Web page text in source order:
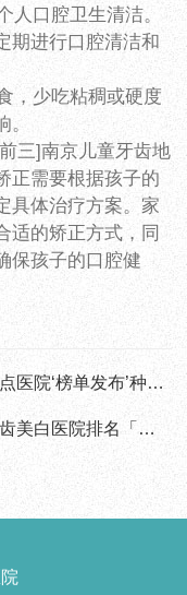
人口腔卫生清洁。
期进行口腔清洁和
，少吃粘稠或硬度
三]南京儿童牙齿地
正需要根据孩子的
具体治疗方案。家
适的矫正方式，同
保孩子的口腔健
发布’种植牙的注意事项
口碑推荐」牙齿美白价格